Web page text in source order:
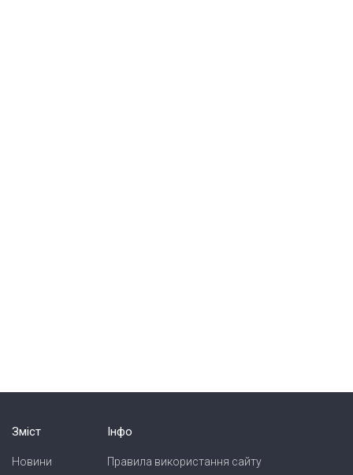
Зміст
Новини
Інфо
Правила використання сайту